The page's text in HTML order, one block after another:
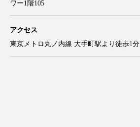
ワー1階105
アクセス
東京メトロ丸ノ内線 大手町駅より徒歩1分